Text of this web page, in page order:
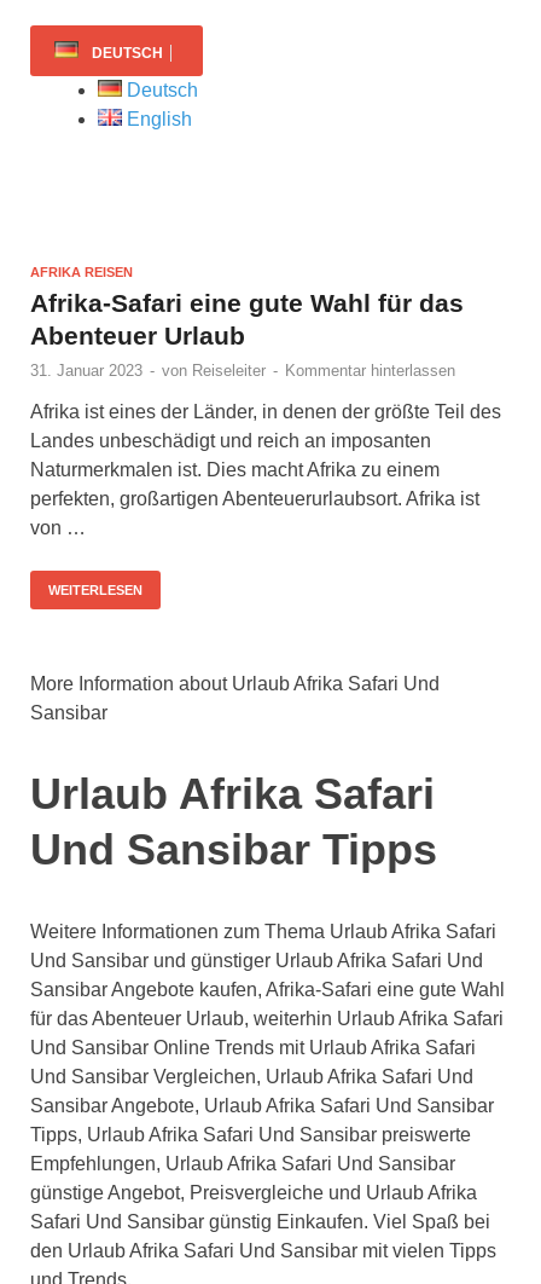
DEUTSCH
Deutsch
English
AFRIKA REISEN
Afrika-Safari eine gute Wahl für das
Abenteuer Urlaub
31. Januar 2023 - von Reiseleiter - Kommentar hinterlassen
Afrika ist eines der Länder, in denen der größte Teil des
Landes unbeschädigt und reich an imposanten
Naturmerkmalen ist. Dies macht Afrika zu einem
perfekten, großartigen Abenteuerurlaubsort. Afrika ist
von …
WEITERLESEN
More Information about Urlaub Afrika Safari Und
Sansibar
Urlaub Afrika Safari
Und Sansibar Tipps
Weitere Informationen zum Thema Urlaub Afrika Safari
Und Sansibar und günstiger Urlaub Afrika Safari Und
Sansibar Angebote kaufen, Afrika-Safari eine gute Wahl
für das Abenteuer Urlaub, weiterhin Urlaub Afrika Safari
Und Sansibar Online Trends mit Urlaub Afrika Safari
Und Sansibar Vergleichen, Urlaub Afrika Safari Und
Sansibar Angebote, Urlaub Afrika Safari Und Sansibar
Tipps, Urlaub Afrika Safari Und Sansibar preiswerte
Empfehlungen, Urlaub Afrika Safari Und Sansibar
günstige Angebot, Preisvergleiche und Urlaub Afrika
Safari Und Sansibar günstig Einkaufen. Viel Spaß bei
den Urlaub Afrika Safari Und Sansibar mit vielen Tipps
und Trends.